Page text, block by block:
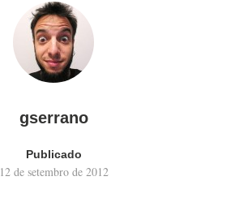
gserrano
Publicado
12 de setembro de 2012